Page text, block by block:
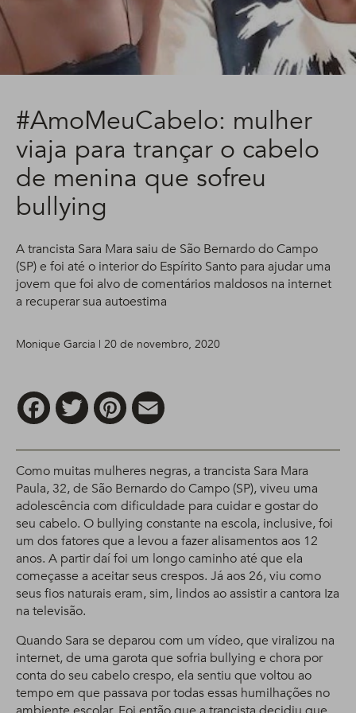
#AmoMeuCabelo: mulher
viaja para trançar o cabelo
de menina que sofreu
bullying
A trancista Sara Mara saiu de São Bernardo do Campo
(SP) e foi até o interior do Espírito Santo para ajudar uma
jovem que foi alvo de comentários maldosos na internet
a recuperar sua autoestima
Monique Garcia | 20 de novembro, 2020
FacebookTwitter Pinterest
Como muitas mulheres negras, a trancista Sara Mara
Paula, 32, de São Bernardo do Campo (SP), viveu uma
adolescência com dificuldade para cuidar e gostar do
seu cabelo. O bullying constante na escola, inclusive, foi
um dos fatores que a levou a fazer alisamentos aos 12
anos. A partir daí foi um longo caminho até que ela
começasse a aceitar seus crespos. Já aos 26, viu como
seus fios naturais eram, sim, lindos ao assistir a cantora Iza
na televisão.
Quando Sara se deparou com um vídeo, que viralizou na
internet, de uma garota que sofria bullying e chora por
conta do seu cabelo crespo, ela sentiu que voltou ao
tempo em que passava por todas essas humilhações no